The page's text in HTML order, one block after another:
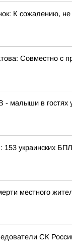
К сожалению,
Совместно с
малыши в гостях
153 украинских
местного
СК